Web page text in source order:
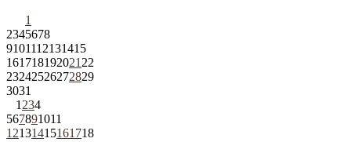
1
2345678
9101112131415
161718192021 22
23242526272829
3031
1 234
567891011
12131415161718